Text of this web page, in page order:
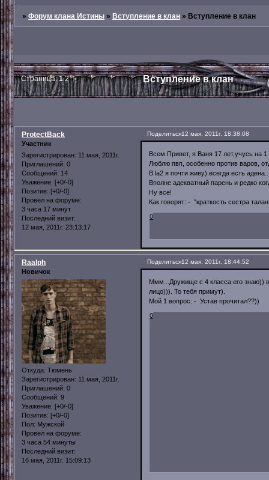
»Форум клана Истины »Вступление в клан »Вступление в клан
Вступление в клан
Страница:1 2 »
Поделиться12 мая, 2011г. 18:38:08
ProtectBack
Участник
Зарегистрирован: 11 мая, 2011г.
Приглашений: 0
Сообщений: 14
Уважение: [+0/-0]
Позитив: [+0/-0]
Провел на форуме:
3 часа 17 минут
Последний визит:
12 мая, 2011г. 23:13:17
Всем Привет, я Ваня 17 лет,учусь на
Люблю пвп, особенно против варов,
В la2 я почти живу) всегда есть
Вполне адекватный парень и редко
Ну все!
Как говорят: - "краткость сестра
0
Поделиться12 мая, 2011г. 18:44:52
Raalph
Новичок
Откуда: Тюмень
Зарегистрирован: 11 мая, 2011г.
Приглашений: 0
Сообщений: 9
Уважение: [+0/-0]
Позитив: [+0/-0]
Пол: Мужской
Провел на форуме:
3 часа 54 минуты
Последний визит:
16 мая, 2011г. 15:09:13
Ммм...Дружище с 4 класса его знаю))
лицо))). То тебя примут).
Мой 1 вопрос: - Устав прочитал??))
0